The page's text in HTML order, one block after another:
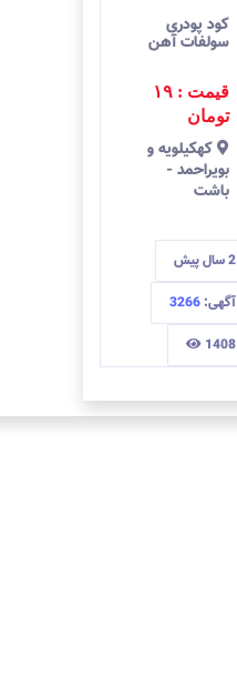
کود پودری
سولفات آهن
قیمت : ۱۹
تومان
كهكيلويه و
بويراحمد -
باشت
2 سال پیش
آگهی:3266
1408